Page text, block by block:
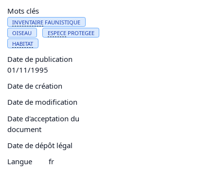
Mots clés
INVENTAIRE FAUNISTIQUE
OISEAU
ESPECEPROTEGEE
HABITAT
Date de publication
01/11/1995
Date de création
Date de modification
Date d'acceptation du
document
Date de dépôt légal
Langue
fr